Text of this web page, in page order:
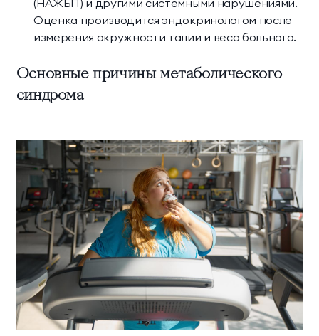
Оценка производится эндокринологом после
измерения окружности талии и веса больного.
Основные причины метаболического
синдрома